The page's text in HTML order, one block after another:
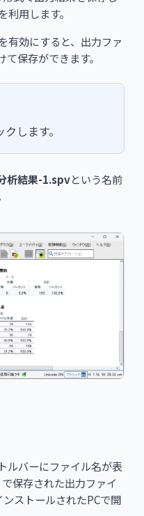
用します。
有効にすると、出力ファ
保存ができます。
します。
析結果-1.spvという名前
ルバーにファイル名が表
保存された出力ファイ
ストールされたPCで開